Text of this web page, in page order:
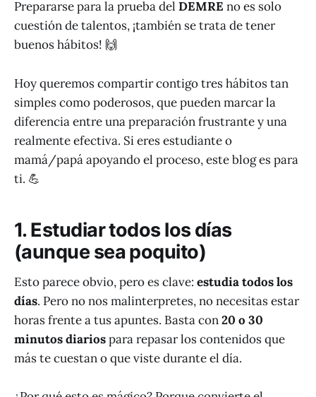
Prepararse para la prueba del DEMRE no es solo
cuestión de talentos, ¡también se trata de tener
buenos hábitos! 🙌
Hoy queremos compartir contigo tres hábitos tan
simples como poderosos, que pueden marcar la
diferencia entre una preparación frustrante y una
realmente efectiva. Si eres estudiante o
mamá/papá apoyando el proceso, este blog es para
ti. 💪
1. Estudiar todos los días
(aunque sea poquito)
Esto parece obvio, pero es clave: estudia todos los
días. Pero no nos malinterpretes, no necesitas estar
horas frente a tus apuntes. Basta con20 o 30
minutos diariospara repasar los contenidos que
más te cuestan o que viste durante el día.